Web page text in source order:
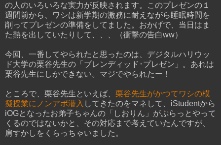
の人のいろいろな実力が反映されます。このプレゼンの１
週間前から、ワシは新学期の激務に耐えながら睡眠時間を
削ってプレゼンの準備をしてました。おかげで、当日はま
た熱を出していたりして、、、（衝撃の告白ww）
今回、一番してやられたと思ったのは、デジタルハリウッ
ド大学の栗谷先生の「ブレンディッド･プレゼン」。あれは
栗谷先生にしかできない。マジでやられたー！
ところで、栗谷先生といえば、 栗谷先生がかつてワシの模
擬授業にノンアポ潜入 してきたのをマネして、iStudentから
iOGとなったお弟子ちゃんの「しおりん」がぷらっとやって
くるのではないかと、その対応まで考えていたんですが、
肩すかしをくらっちゃいました。